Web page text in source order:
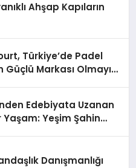
Ahşap Kapıların
Türkiye’de Padel
Güçlü Markası Olmayı
Edebiyata Uzanan
Yaşam: Yeşim Şahin
Danışmanlığı